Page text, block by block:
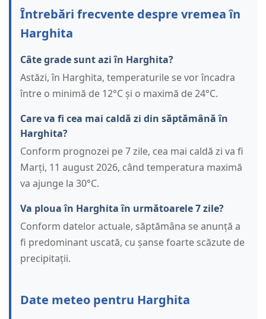
Întrebări frecvente despre vremea în
Harghita
Câte grade sunt azi în Harghita?
Astăzi, în Harghita, temperaturile se vor încadra
între o minimă de 12°C și o maximă de 24°C.
Care va fi cea mai caldă zi din săptămână în
Harghita?
Conform prognozei pe 7 zile, cea mai caldă zi va fi
Marți, 11 august 2026, când temperatura maximă
va ajunge la 30°C.
Va ploua în Harghita în următoarele 7 zile?
Conform datelor actuale, săptămâna se anunță a
fi predominant uscată, cu șanse foarte scăzute de
precipitații.
Date meteo pentru Harghita